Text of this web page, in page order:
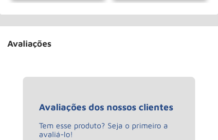
Avaliações
Avaliações dos nossos clientes
Tem esse produto? Seja o primeiro a
avaliá-lo!